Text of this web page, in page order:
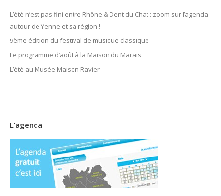
L’été n’est pas fini entre Rhône & Dent du Chat : zoom sur l’agenda
autour de Yenne et sa région !
9ème édition du festival de musique classique
Le programme d’août à la Maison du Marais
L’été au Musée Maison Ravier
L’agenda